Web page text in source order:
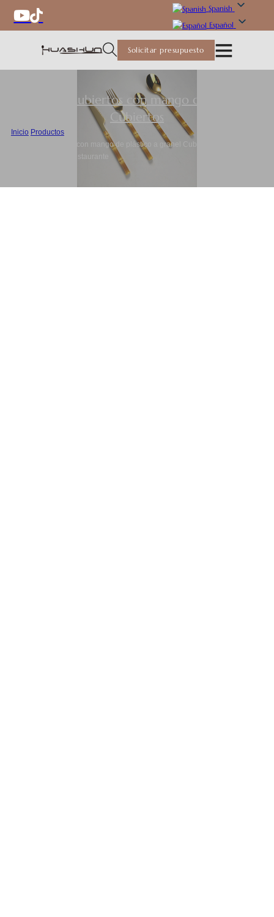
Spanish
Español
Solicitar presupuesto
Juego de cubiertos con mango de plástico
Cubiertos
Inicio Productos/
Juego de cubiertos con mango de plástico a granel Cubiertos duraderos
para el hogar y el restaurante